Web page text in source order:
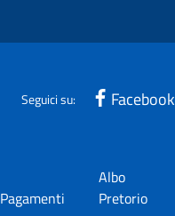
Seguici su: Facebook
Pagamenti
Albo
Pretorio